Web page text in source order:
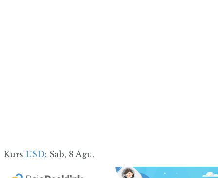
Kurs USD: Sab, 8 Agu.